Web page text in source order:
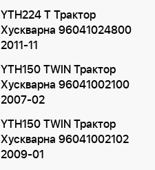
YTH224 T Трактор
Хускварна 96041024800
2011-11
YTH150 TWIN Трактор
Хускварна 96041002100
2007-02
YTH150 TWIN Трактор
Хускварна 96041002102
2009-01